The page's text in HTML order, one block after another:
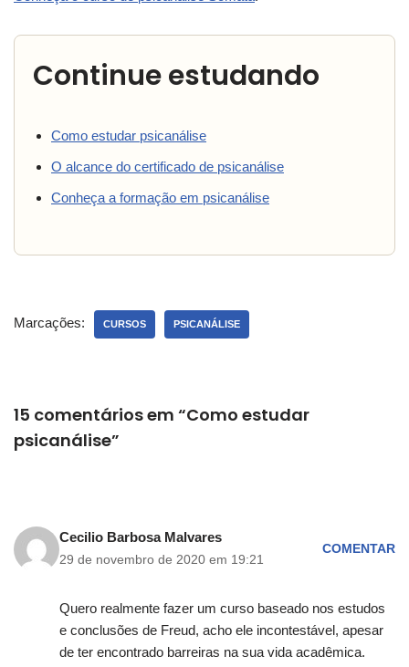
Continue estudando
Como estudar psicanálise
O alcance do certificado de psicanálise
Conheça a formação em psicanálise
Marcações: CURSOS PSICANÁLISE
15 comentários em “Como estudar
psicanálise”
Cecilio Barbosa Malvares
29 de novembro de 2020 em 19:21
COMENTAR
Quero realmente fazer um curso baseado nos estudos
e conclusões de Freud, acho ele incontestável, apesar
de ter encontrado barreiras na sua vida acadêmica.